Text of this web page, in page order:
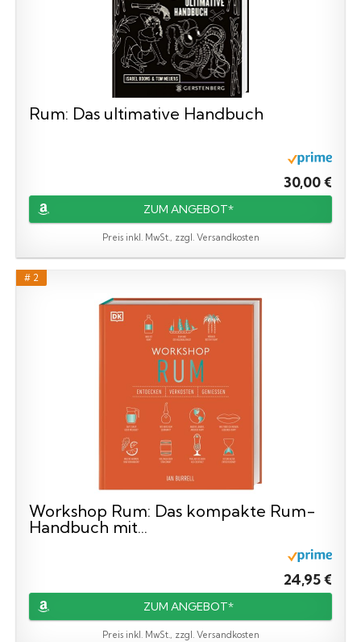
Rum: Das ultimative Handbuch
30,00 €
ZUM ANGEBOT*
Preis inkl. MwSt., zzgl. Versandkosten
# 2
Workshop Rum: Das kompakte Rum-
Handbuch mit...
24,95 €
ZUM ANGEBOT*
Preis inkl. MwSt., zzgl. Versandkosten